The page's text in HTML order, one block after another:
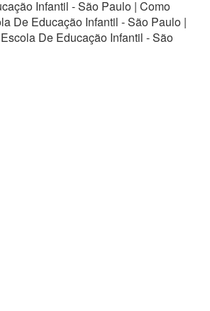
Infantil - São Paulo | Como
De Educação Infantil - São Paulo |
De Educação Infantil - São